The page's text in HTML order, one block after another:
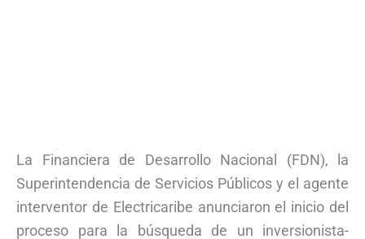
La Financiera de Desarrollo Nacional (FDN), la
Superintendencia de Servicios Públicos y el agente
interventor de Electricaribe anunciaron el inicio del
proceso para la búsqueda de un inversionista-